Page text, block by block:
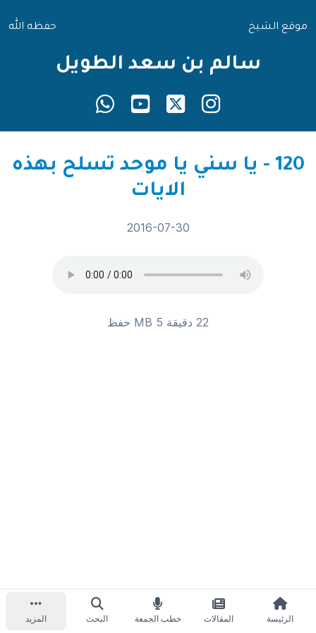
موقع الشيخ حفظه الله
سالم بن سعد الطويل
120 - يا سني يا موحد تسلح بهذه
الايات
2016-07-30
22 دقيقة 5 MB حفظ
الرئيسة المقالات خطب الجمعة البحث المزيد